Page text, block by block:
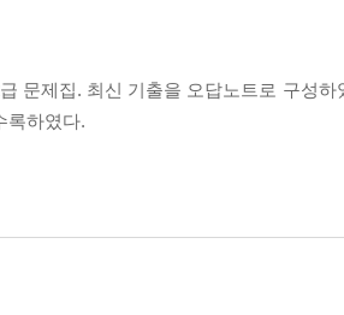
문제집. 최신 기출을 오답노트로 구성
록하였다.